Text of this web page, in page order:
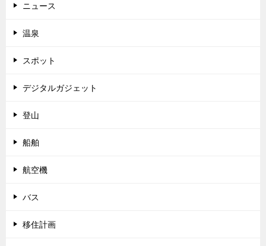
ニュース
温泉
スポット
デジタルガジェット
登山
船舶
航空機
バス
移住計画